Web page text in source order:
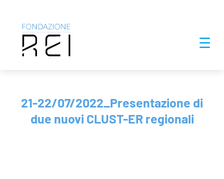
☰
21-22/07/2022_Presentazione di
due nuovi CLUST-ER regionali